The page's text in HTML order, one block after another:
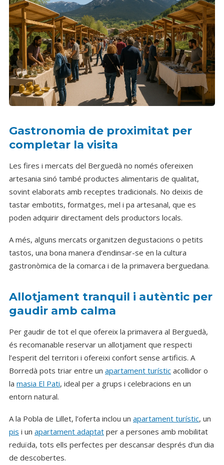
Gastronomia de proximitat per
completar la visita
Les fires i mercats del Berguedà no només ofereixen
artesania sinó també productes alimentaris de qualitat,
sovint elaborats amb receptes tradicionals. No deixis de
tastar embotits, formatges, mel i pa artesanal, que es
poden adquirir directament dels productors locals.
A més, alguns mercats organitzen degustacions o petits
tastos, una bona manera d’endinsar-se en la cultura
gastronòmica de la comarca i de la primavera berguedana.
Allotjament tranquil i autèntic per
gaudir amb calma
Per gaudir de tot el que ofereix la primavera al Berguedà,
és recomanable reservar un allotjament que respecti
l’esperit del territori i ofereixi confort sense artificis. A
Borredà pots triar entre un apartament turístic acollidor o
la masia El Pati, ideal per a grups i celebracions en un
entorn natural.
A la Pobla de Lillet, l’oferta inclou un apartament turístic, un
pis i un apartament adaptat per a persones amb mobilitat
reduïda, tots ells perfectes per descansar després d’un dia
de descobertes.